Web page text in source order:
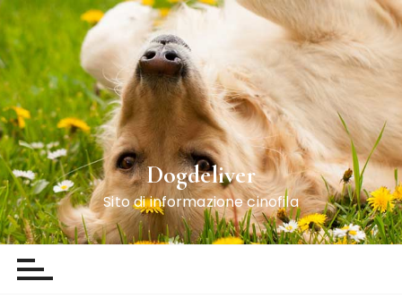
S
k
i
p
t
o
c
o
n
t
e
Dogdeliver
Sito di informazione cinofila